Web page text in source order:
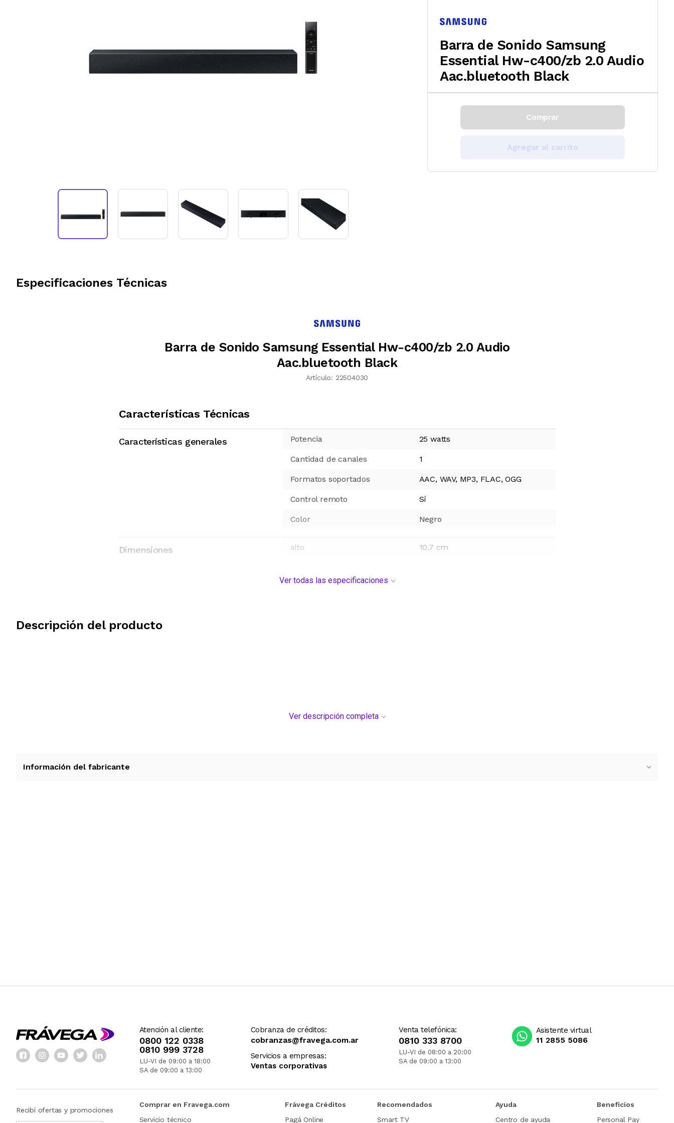
Barra de Sonido Samsung
Essential Hw-c400/zb 2.0 Audio
Aac.bluetooth Black
Comprar
Agregar al carrito
Especificaciones Técnicas
Barra de Sonido Samsung Essential Hw-c400/zb 2.0 Audio
Aac.bluetooth Black
Artículo: 22504030
Características Técnicas
Características generales Potencia 25 watts
Cantidad de canales 1
Formatos soportados AAC, WAV, MP3, FLAC, OGG
Control remoto Sí
Color Negro
Dimensiones alto 10,7 cm
profundidad
Ver todas las especificaciones
Descripción del producto
Ver descripción completa
Información del fabricante
Atención al cliente:
0800 122 0338
0810 999 3728
LU-VI de 09:00 a 18:00
SA de 09:00 a 13:00
Cobranza de créditos:
cobranzas@fravega.com.ar
Servicios a empresas:
Ventas corporativas
Venta telefónica:
0810 333 8700
LU-VI de 08:00 a 20:00
SA de 09:00 a 13:00
Asistente virtual
11 2855 5086
Recibí ofertas y promociones
Comprar en Fravega.com
Servicio técnico
Frávega Créditos
Pagá Online
Recomendados
Smart TV
Ayuda
Centro de ayuda
Beneficios
Personal Pay